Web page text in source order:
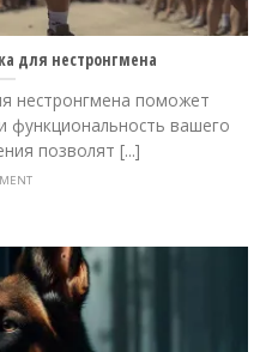
для нестронгмена
нестронгмена поможет
функциональность вашего
позволят [...]